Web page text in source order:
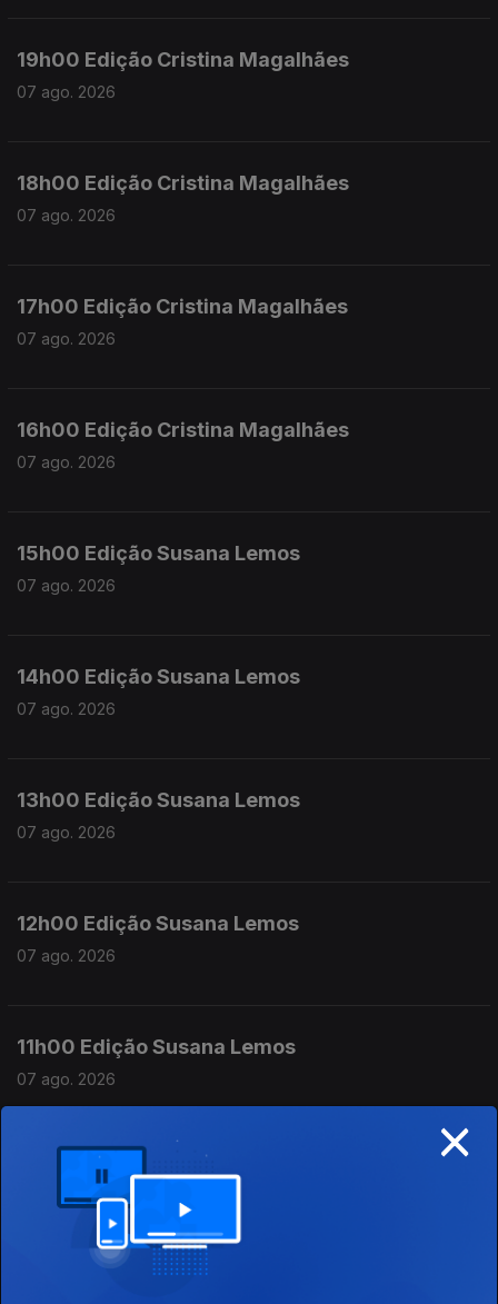
19h00 Edição Cristina Magalhães
07 ago. 2026
18h00 Edição Cristina Magalhães
07 ago. 2026
17h00 Edição Cristina Magalhães
07 ago. 2026
16h00 Edição Cristina Magalhães
07 ago. 2026
15h00 Edição Susana Lemos
07 ago. 2026
14h00 Edição Susana Lemos
07 ago. 2026
13h00 Edição Susana Lemos
07 ago. 2026
12h00 Edição Susana Lemos
07 ago. 2026
11h00 Edição Susana Lemos
07 ago. 2026
10h00 Edição Germano Campos
07 ago. 2026
×